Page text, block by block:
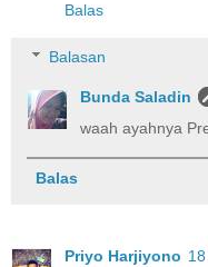
Balas
Balasan
Bunda Saladin
waah ayahnya
Balas
Priyo Harjiyono